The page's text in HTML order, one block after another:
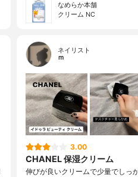
なめらか本舗
クリーム NC
ネイリスト
ｍ
3.00
CHANEL 保湿クリーム
伸びが良いクリームで少量でしっ